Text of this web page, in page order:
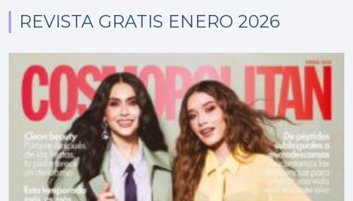
REVISTA GRATIS ENERO 2026